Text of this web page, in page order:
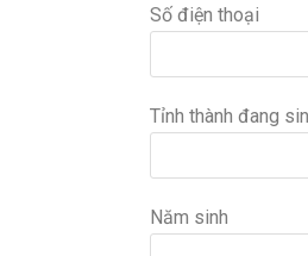
Số điện thoại
Tỉnh thành đang
Năm sinh